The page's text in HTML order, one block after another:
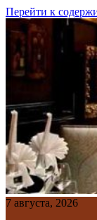
Перейти к
7 августа, 2026